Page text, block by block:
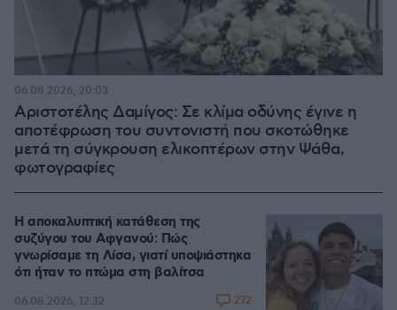
Αριστοτέλης Δαμίγος: Σε κλίμα οδύνης έγινε η
αποτέφρωση του συντονιστή που σκοτώθηκε
μετά τη σύγκρουση ελικοπτέρων στην Ψάθα,
φωτογραφίες
06.08.2026, 20:03
Η αποκαλυπτική κατάθεση της
συζύγου του Αφγανού: Πώς
γνωρίσαμε τη Λίσα, γιατί υποψιάστηκα
ότι ήταν το πτώμα στη βαλίτσα
06.08.2026, 12:32 272